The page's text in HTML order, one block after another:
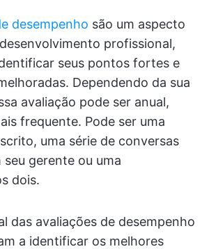
desempenho são um aspecto
profissional,
seus pontos fortes e
Dependendo da sua
avaliação pode ser anual,
frequente. Pode ser uma
uma série de conversas
gerente ou uma
dois.
das avaliações de desempenho
a identificar os melhores